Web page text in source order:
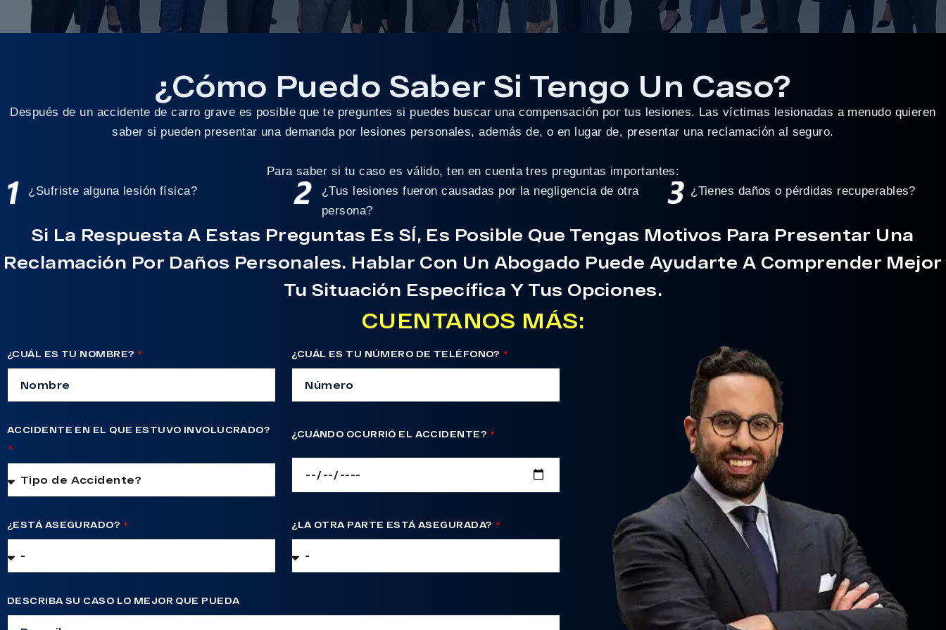
¿Cómo Puedo Saber Si Tengo Un Caso?
Después de un accidente de carro grave es posible que te preguntes si puedes buscar una compensación por tus lesiones. Las víctimas lesionadas a menudo quieren
saber si pueden presentar una demanda por lesiones personales, además de, o en lugar de, presentar una reclamación al seguro.
Para saber si tu caso es válido, ten en cuenta tres preguntas importantes:
¿Sufriste alguna lesión física?
¿Tus lesiones fueron causadas por la negligencia de otra
persona?
¿Tienes daños o pérdidas recuperables?
Si La Respuesta A Estas Preguntas Es SÍ, Es Posible Que Tengas Motivos Para Presentar Una
Reclamación Por Daños Personales. Hablar Con Un Abogado Puede Ayudarte A Comprender Mejor
Tu Situación Específica Y Tus Opciones.
CUENTANOS MÁS:
¿CUÁL ES TU NOMBRE? ¿CUÁL ES TU NÚMERO DE TELÉFONO?
ACCIDENTE EN EL QUE ESTUVO INVOLUCRADO? ¿CUÁNDO OCURRIÓ EL ACCIDENTE?
¿ESTÁ ASEGURADO? ¿LA OTRA PARTE ESTÁ ASEGURADA?
DESCRIBA SU CASO LO MEJOR QUE PUEDA